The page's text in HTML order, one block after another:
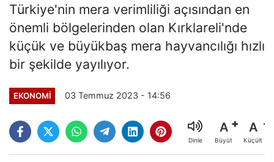
Türkiye'nin mera verimliliği açısından en
önemli bölgelerinden olan Kırklareli'nde
küçük ve büyükbaş mera hayvancılığı hızlı
bir şekilde yayılıyor.
EKONOMI 03 Temmuz 2023 - 14:56
Dinle
A
Büyüt
A
Küçült